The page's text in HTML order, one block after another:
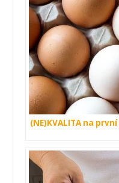
(NE)KVALITA na